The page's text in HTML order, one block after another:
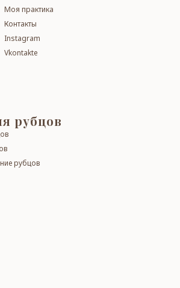
Моя практика
Контакты
Instagram
Vkontakte
рубцов
рубцов